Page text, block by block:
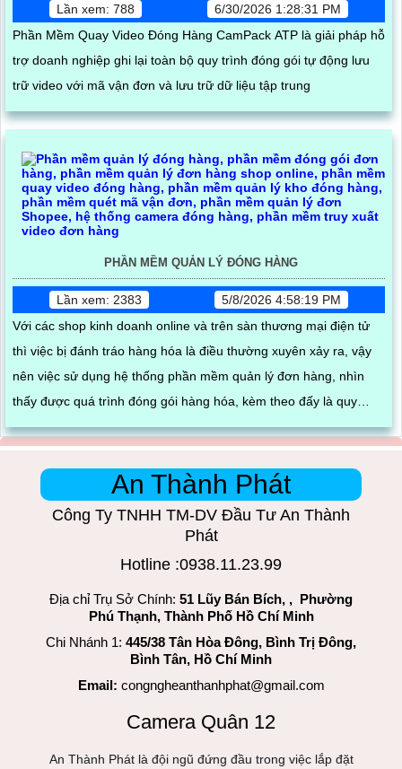
Lần xem: 788
6/30/2026 1:28:31 PM
Phần Mềm Quay Video Đóng Hàng CamPack ATP là giải pháp hỗ
trợ doanh nghiệp ghi lại toàn bộ quy trình đóng gói tự động lưu
trữ video với mã vận đơn và lưu trữ dữ liệu tập trung
PHẦN MỀM QUẢN LÝ ĐÓNG HÀNG
Lần xem: 2383
5/8/2026 4:58:19 PM
Với các shop kinh doanh online và trên sàn thương mại điện tử
thì việc bị đánh tráo hàng hóa là điều thường xuyên xảy ra, vậy
nên việc sử dụng hệ thống phần mềm quản lý đơn hàng, nhìn
thấy được quá trình đóng gói hàng hóa, kèm theo đấy là quy
trình đóng gói cũng được ghi lại một cách dễ dàng
An Thành Phát
Công Ty TNHH TM-DV Đầu Tư An Thành
Phát
Hotline :0938.11.23.99
Địa chỉ Trụ Sở Chính: 51 Lũy Bán Bích, , Phường
Phú Thạnh, Thành Phố Hồ Chí Minh
Chi Nhánh 1: 445/38 Tân Hòa Đông, Bình Trị Đông,
Bình Tân, Hồ Chí Minh
Email: congngheanthanhphat@gmail.com
Camera Quân 12
An Thành Phát là đội ngũ đứng đầu trong việc lắp đặt